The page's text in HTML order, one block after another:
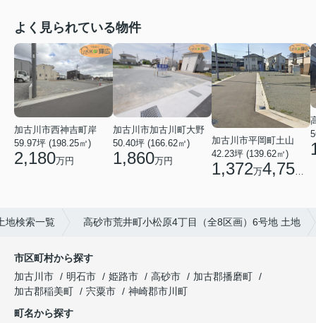
よく見られている物件
加古川市西神吉町岸
59.97坪 (198.25㎡)
2,180万円
加古川市加古川町大野
50.40坪 (166.62㎡)
1,860万円
加古川市平岡町土山
42.23坪 (139.62㎡)
1,372万4,750
地検索一覧 高砂市荒井町小松原4丁目（全8区画）6号地 土地
市区町村から探す
加古川市
明石市 姫路市 高砂市
加古郡播磨町
加古郡稲美町
宍粟市
神崎郡市川町
町名から探す